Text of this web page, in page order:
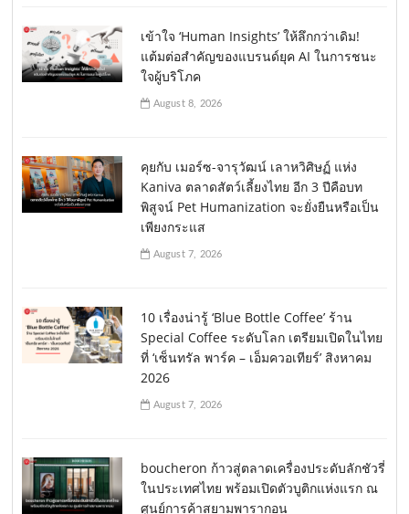
เข้าใจ ‘Human Insights’ ให้ลึกกว่าเดิม!
แต้มต่อสำคัญของแบรนด์ยุค AI ในการชนะ
ใจผู้บริโภค
August 8, 2026
คุยกับ เมอร์ซ-จารุวัฒน์ เลาหวิศิษฏ์ แห่ง
Kaniva ตลาดสัตว์เลี้ยงไทย อีก 3 ปีคือบท
พิสูจน์ Pet Humanization จะยั่งยืนหรือเป็น
เพียงกระแส
August 7, 2026
10 เรื่องน่ารู้ ‘Blue Bottle Coffee’ ร้าน
Special Coffee ระดับโลก เตรียมเปิดในไทย
ที่ ‘เซ็นทรัล พาร์ค – เอ็มควอเทียร์’ สิงหาคม
2026
August 7, 2026
boucheron ก้าวสู่ตลาดเครื่องประดับลักชัวรี่
ในประเทศไทย พร้อมเปิดตัวบูติกแห่งแรก ณ
ศูนย์การค้าสยามพารากอน